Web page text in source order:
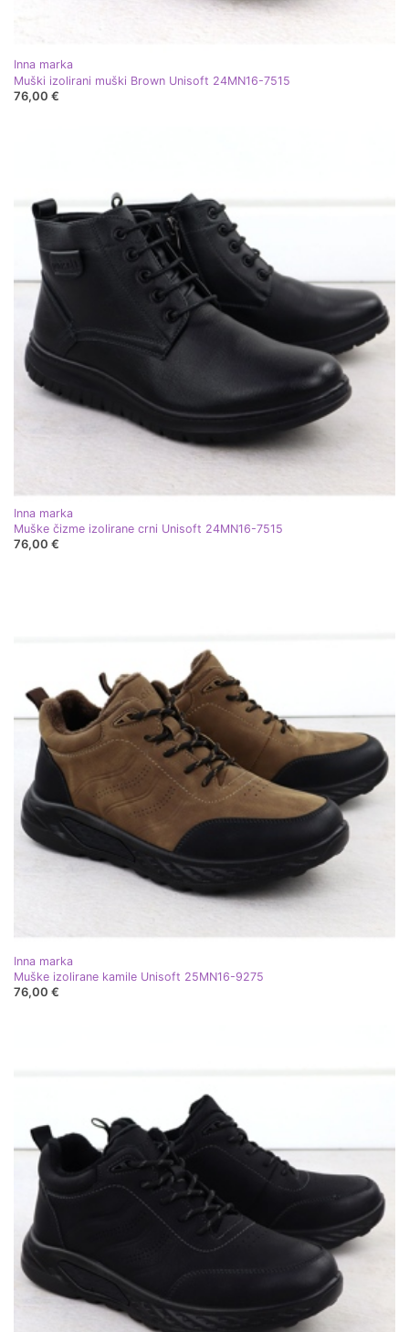
Inna marka
Muški izolirani muški Brown Unisoft 24MN16-7515
76,00 €
Inna marka
Muške čizme izolirane crni Unisoft 24MN16-7515
76,00 €
Inna marka
Muške izolirane kamile Unisoft 25MN16-9275
76,00 €